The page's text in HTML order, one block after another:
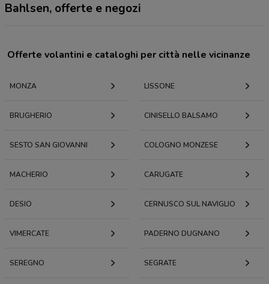
Bahlsen, offerte e negozi
Offerte volantini e cataloghi per città nelle vicinanze
MONZA LISSONE
BRUGHERIO CINISELLO BALSAMO
SESTO SAN GIOVANNI COLOGNO MONZESE
MACHERIO CARUGATE
DESIO CERNUSCO SUL NAVIGLIO
VIMERCATE PADERNO DUGNANO
SEREGNO SEGRATE